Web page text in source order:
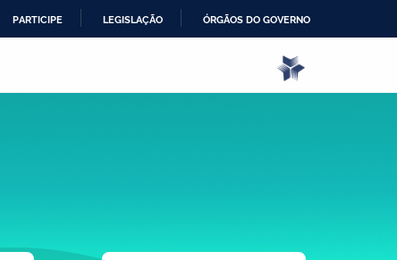
PARTICIPE LEGISLAÇÃO ÓRGÃOS DO GOVERNO